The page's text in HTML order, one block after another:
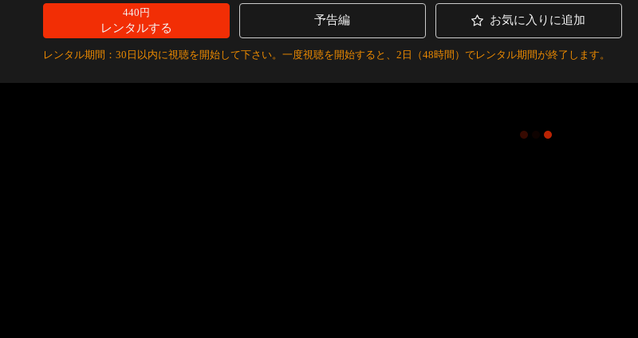
440円
レンタルする
予告編 お気に入りに追加
レンタル期間：30日以内に視聴を開始して下さい。一度視聴を開始すると、2日（48時間）でレンタル期間が終了します。